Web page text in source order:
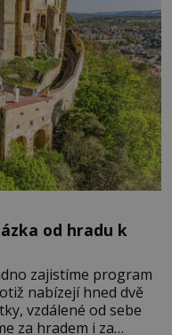
od hradu k
zajistíme program
nabízejí hned dvě
vzdálené od sebe
za hradem i za